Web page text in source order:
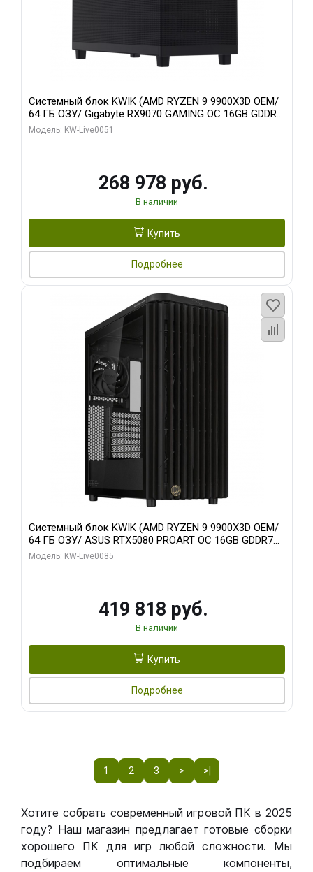
Системный блок KWIK (AMD RYZEN 9 9900X3D OEM/
64 ГБ ОЗУ/ Gigabyte RX9070 GAMING OC 16GB GDDR6
256bit 2xDP 2xH/ 960 ГБ SSD)
Модель: KW-Live0051
268 978 руб.
В наличии
Купить
Подробнее
Системный блок KWIK (AMD RYZEN 9 9900X3D OEM/
64 ГБ ОЗУ/ ASUS RTX5080 PROART OC 16GB GDDR7
256bit Type-C DP 2/ 960 ГБ SSD)
Модель: KW-Live0085
419 818 руб.
В наличии
Купить
Подробнее
1 2 3 > >|
Хотите собрать современный игровой ПК в 2025
году? Наш магазин предлагает готовые сборки
хорошего ПК для игр любой сложности. Мы
подбираем оптимальные компоненты,